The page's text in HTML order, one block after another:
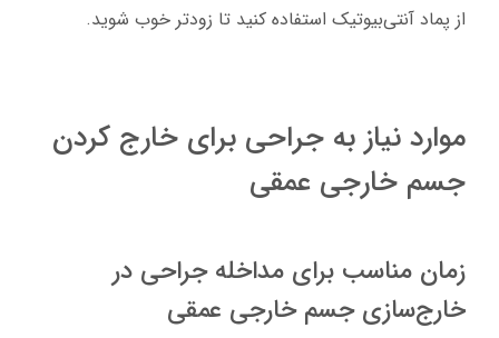
از پماد آنتی‌بیوتیک استفاده کنید تا زودتر خوب شوید.
موارد نیاز به جراحی برای خارج کردن
جسم خارجی عمقی
زمان مناسب برای مداخله جراحی در
خارج‌سازی جسم خارجی عمقی